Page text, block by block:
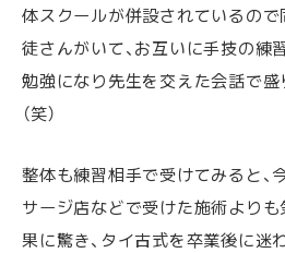
体スクールが併設されているの
徒さんがいて、お互いに手技の練
勉強になり先生を交えた会話で
（笑）
整体も練習相手で受けてみると、
サージ店などで受けた施術より
果に驚き、タイ古式を卒業後に迷